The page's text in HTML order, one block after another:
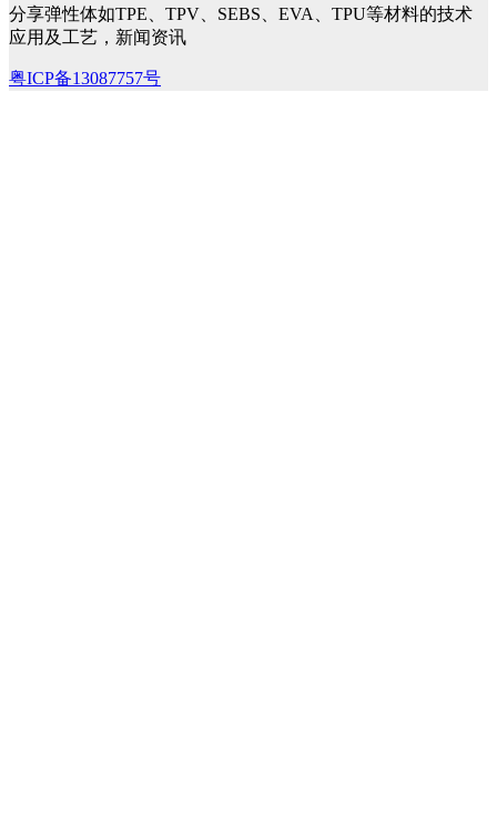
分享弹性体如TPE、TPV、SEBS、EVA、TPU等材料的技术
应用及工艺，新闻资讯
粤ICP备13087757号